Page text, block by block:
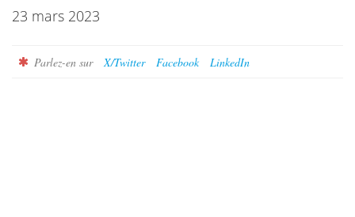
23 mars 2023
Parlez-en sur X/Twitter Facebook LinkedIn